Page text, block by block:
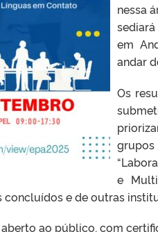
nessa
em
andar
Os
e
e de outras
ao público, com